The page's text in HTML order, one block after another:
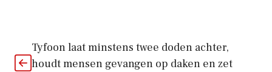
Tyfoon laat minstens twee doden achter,
houdt mensen gevangen op daken en zet